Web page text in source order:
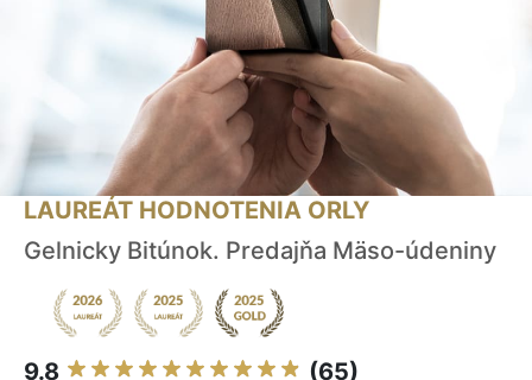
LAUREÁT HODNOTENIA ORLY
Gelnicky Bitúnok. Predajňa Mäso-údeniny
9.8 (65)